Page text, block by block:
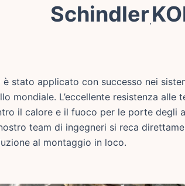
Schindler·
è stato applicato con successo nei
mondiale. L’eccellente resistenza
il calore e il fuoco per le porte degli
team di ingegneri si reca
al montaggio in loco.